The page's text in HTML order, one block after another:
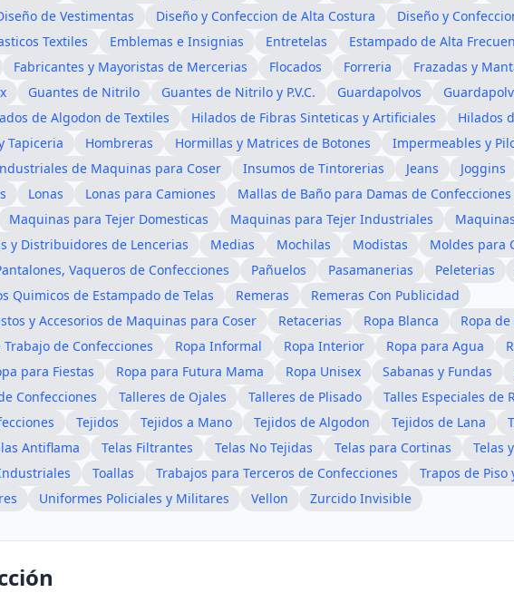
de Vestimentas Diseño y Confeccion de Alta Costura
Diseño y
Textiles Emblemas e Insignias Entretelas Estampado de Alta
Fabricantes y Mayoristas de Mercerias Flocados Forreria Frazadas y
Guantes de Nitrilo Guantes de Nitrilo y P.V.C. Guardapolvos
de Algodon de Textiles Hilados de Fibras Sinteticas y Artificiales Hilados
Tapiceria Hombreras Hormillas y Matrices de Botones Impermeables y
de Maquinas para Coser Insumos de Tintorerias Jeans Joggins
Lonas Lonas para Camiones Mallas de Baño para Damas de Confecciones
Maquinas para Tejer Domesticas Maquinas para Tejer Industriales
y Distribuidores de Lencerias Medias Mochilas Modistas Moldes para
Vaqueros de Confecciones Pañuelos Pasamanerias Peleterias
Quimicos de Estampado de Telas Remeras
Remeras Con Publicidad
y Accesorios de Maquinas para Coser Retacerias Ropa Blanca Ropa
Trabajo de Confecciones Ropa Informal Ropa Interior Ropa para Agua
para Fiestas Ropa para Futura Mama Ropa Unisex Sabanas y Fundas
Confecciones Talleres de Ojales Talleres de Plisado Talles Especiales de
Tejidos Tejidos a Mano Tejidos de Algodon Tejidos de Lana
Antiflama Telas Filtrantes Telas No Tejidas Telas para Cortinas
Telas
Toallas Trabajos para Terceros de Confecciones Trapos de Piso
Uniformes Policiales y Militares Vellon Zurcido Invisible